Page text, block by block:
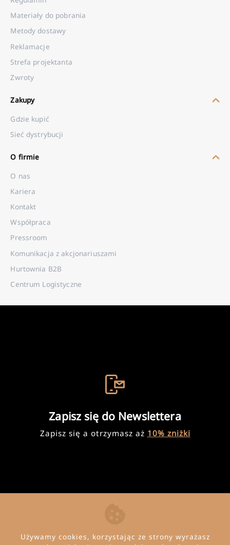
Używamy cookies, korzystając ze strony wyrażasz
Materiały do pobrania
Metody dostawy
Reklamacje
Strefa projektanta
Zwroty
Zakupy
Gdzie kupić
Sieć dystrybucji
O firmie
O nas
Kariera
Kontakt
Współpraca
Pressroom
Komunikacja z akcjonariuszami
Hurtownia B2B
Centrum Logistyczne
Zapisz się do Newslettera
Zapisz się a otrzymasz aż 10% zniżki